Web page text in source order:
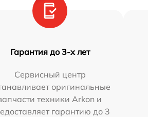
Гарантия до 3-х лет
Сервисный центр
оригинальные
техники Arkon и
гарантию до 3